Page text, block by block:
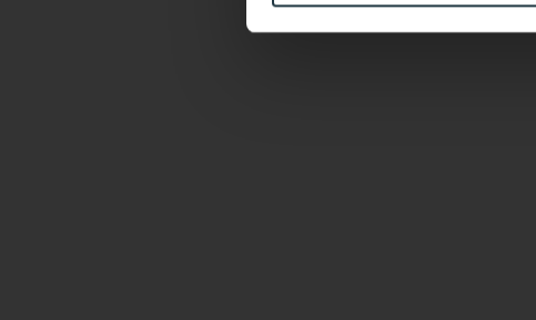
of processing my enquiry on